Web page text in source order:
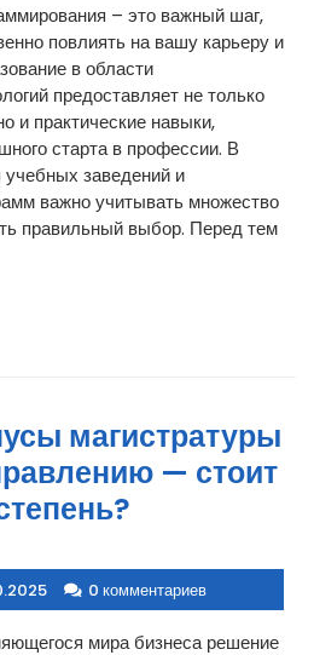
– это важный шаг,
повлиять на вашу карьеру и
в области
предоставляет не только
и практические навыки,
старта в профессии. В
учебных заведений и
важно учитывать множество
правильный выбор. Перед тем
магистратуры
— стоит
0 комментариев
мира бизнеса решение